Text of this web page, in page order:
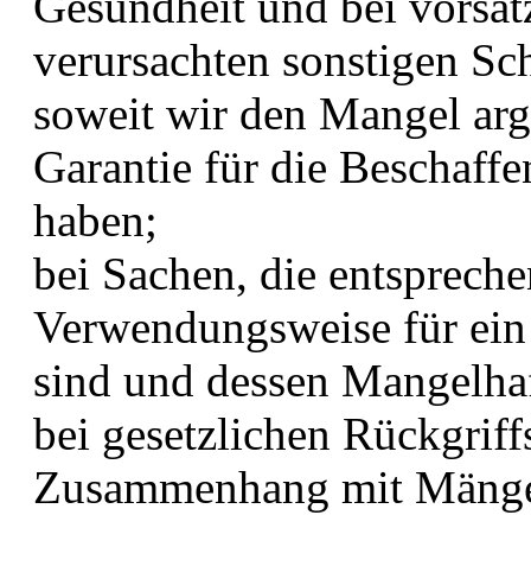
verursachten sonstigen
soweit wir den Mangel
Garantie für die
haben;
bei Sachen, die
Verwendungsweise für
sind und dessen
bei gesetzlichen
Zusammenhang mit